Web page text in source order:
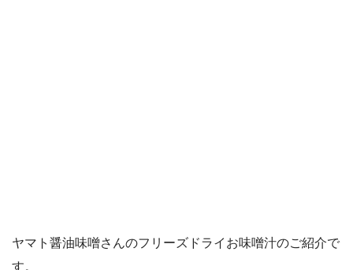
ヤマト醤油味噌さんのフリーズドライお味噌汁のご紹介で
す。